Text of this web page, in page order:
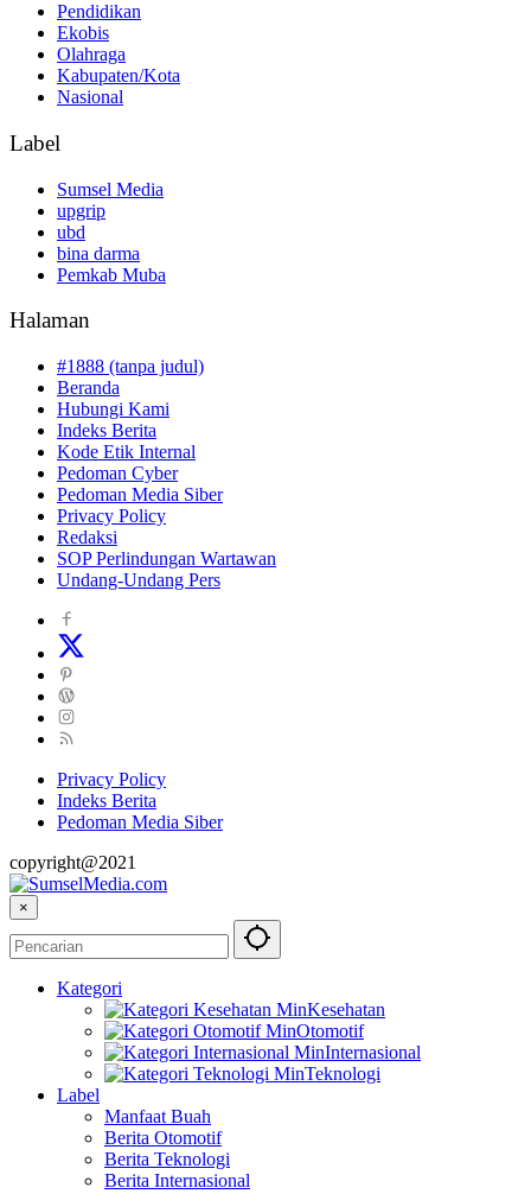
Pendidikan
Ekobis
Olahraga
Kabupaten/Kota
Nasional
Label
Sumsel Media
upgrip
ubd
bina darma
Pemkab Muba
Halaman
#1888 (tanpa judul)
Beranda
Hubungi Kami
Indeks Berita
Kode Etik Internal
Pedoman Cyber
Pedoman Media Siber
Privacy Policy
Redaksi
SOP Perlindungan Wartawan
Undang-Undang Pers
Privacy Policy
Indeks Berita
Pedoman Media Siber
copyright@2021
×
Kategori
Kesehatan
Otomotif
Internasional
Teknologi
Label
Manfaat Buah
Berita Otomotif
Berita Teknologi
Berita Internasional